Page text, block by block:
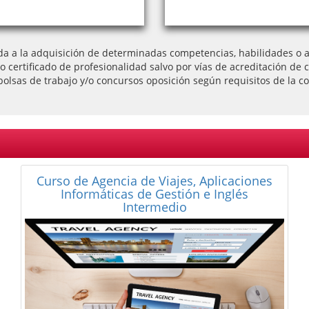
a la adquisición de determinadas competencias, habilidades
de profesionalidad salvo por vías de acreditación de
de trabajo y/o concursos oposición según requisitos de la
Curso a Distancia de Recepcionista de
Hotel